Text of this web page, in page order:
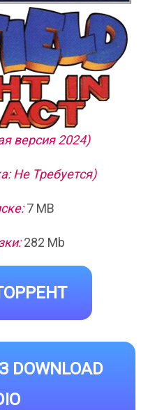
версия 2024)
Не Требуется)
7 MB
282 Mb